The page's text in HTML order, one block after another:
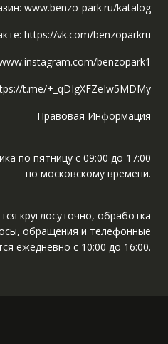
www.benzo-park.ru/katalog
https://vk.com/benzoparkru
benzopark1
t.me/+_qDIgXFZeIw5MDMy
Правовая Информация
по пятницу с 09:00 до 17:00
по московскому времени.
круглосуточно, обработка
обращения и телефонные
ежедневно с 10:00 до 16:00.